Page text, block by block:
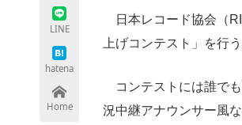
ちょっと気になるネットの
LINE
hatena
Home
日本レコード協会（
上げコンテスト」を行
コンテストには誰で
況中継アナウンサー風